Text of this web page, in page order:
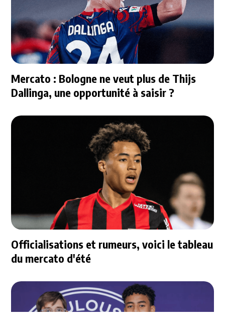
Mercato : Bologne ne veut plus de Thijs
Dallinga, une opportunité à saisir ?
Officialisations et rumeurs, voici le tableau
du mercato d'été